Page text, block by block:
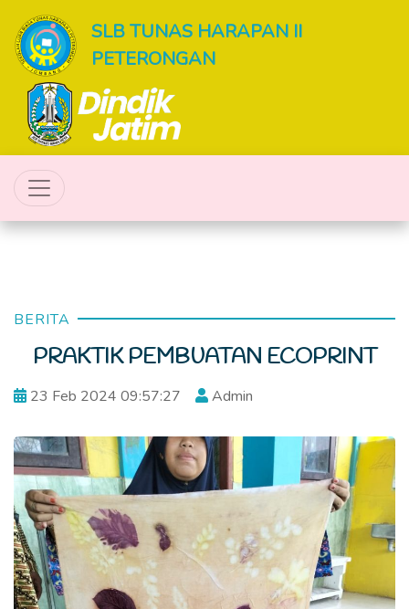
SLB TUNAS HARAPAN II
PETERONGAN
BERITA
PRAKTIK PEMBUATAN ECOPRINT
23 Feb 2024 09:57:27 Admin